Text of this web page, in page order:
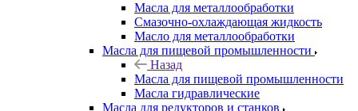
Масла для металлообработки
Смазочно-охлаждающая жидкость
Масло для металлообработки
Масла для пищевой промышленности
Назад
Масла для пищевой промышленности
Масла гидравлические
Масла для редукторов и станков